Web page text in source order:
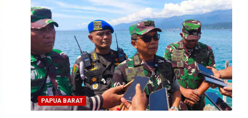
PAPUA BARAT